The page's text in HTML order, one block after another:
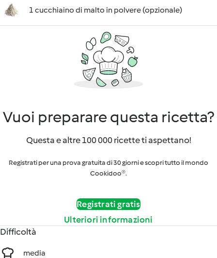
1 cucchiaino di malto in polvere (opzionale)
Vuoi preparare questa ricetta?
Questa e altre 100 000 ricette ti aspettano!
Registrati per una prova gratuita di 30 giorni e scopri tutto il mondo
Cookidoo®.
Registrati gratis
Ulteriori informazioni
Difficoltà
media